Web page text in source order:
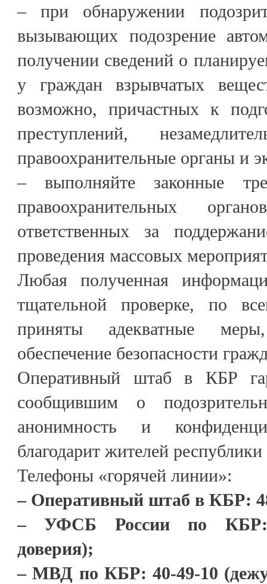
– при обнаружении
вызывающих подозрение
получении сведений о
у граждан взрывчатых
возможно, причастных к
преступлений,
правоохранительные органы и
– выполняйте законные
правоохранительных
ответственных за
проведения массовых
Любая полученная
тщательной проверке, по
приняты адекватные
обеспечение безопасности
Оперативный штаб в КБР
сообщившим о
анонимность и
благодарит жителей
Телефоны «горячей линии»:
– Оперативный штаб в КБР:
– УФСБ России по КБР:
доверия);
– МВД по КБР: 40-49-10